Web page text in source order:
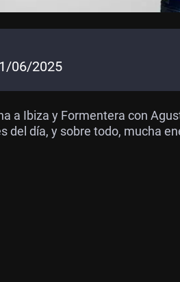
06/2025
a Ibiza y Formentera con
del día, y sobre todo, mucha